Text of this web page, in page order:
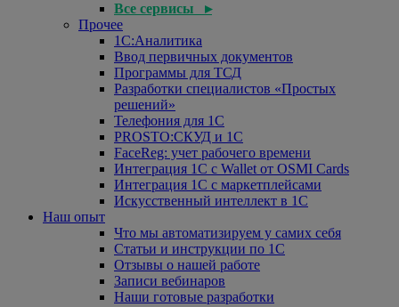
Все сервисы ▸
Прочее
1С:Аналитика
Ввод первичных документов
Программы для ТСД
Разработки специалистов «Простых
решений»
Телефония для 1С
PROSTO:СКУД и 1С
FaceReg: учет рабочего времени
Интеграция 1С с Wallet от OSMI Cards
Интеграция 1С с маркетплейсами
Искусственный интеллект в 1С
Наш опыт
Что мы автоматизируем у самих себя
Статьи и инструкции по 1С
Отзывы о нашей работе
Записи вебинаров
Наши готовые разработки